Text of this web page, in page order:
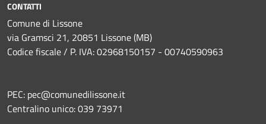
CONTATTI
Comune di Lissone
via Gramsci 21, 20851 Lissone (MB)
Codice fiscale / P. IVA: 02968150157 - 00740590963
PEC: pec@comunedilissone.it
Centralino unico:039 73971